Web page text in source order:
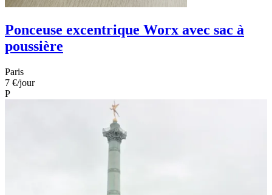
Ponceuse excentrique Worx avec sac à
poussière
Paris
7 €/jour
P